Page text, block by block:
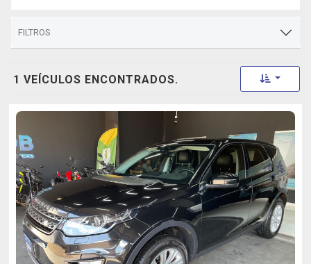
FILTROS
1 VEÍCULOS ENCONTRADOS. Toggle